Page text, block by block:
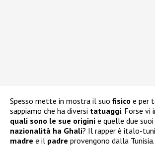
Spesso mette in mostra il suo fisico e per
sappiamo che ha diversi tatuaggi. Forse vi
quali sono le sue origini e quelle due suoi
nazionalità ha Ghali? Il rapper è italo-
madre e il padre provengono dalla Tunisia.